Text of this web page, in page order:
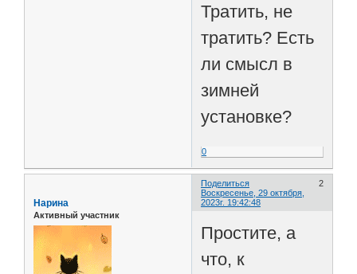
Тратить, не
тратить? Есть
ли смысл в
зимней
установке?
0
Поделиться
2
Воскресенье, 29 октября,
2023г. 19:42:48
Нарина
Активный участник
Простите, а
что, к